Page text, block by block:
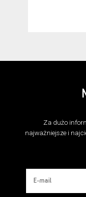
Za dużo
najważniejsze i